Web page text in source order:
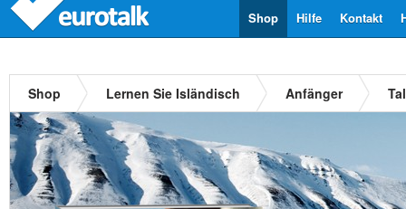
Kontakt
Hilfe
Shop
Shop Lernen Sie Isländisch Anfänger